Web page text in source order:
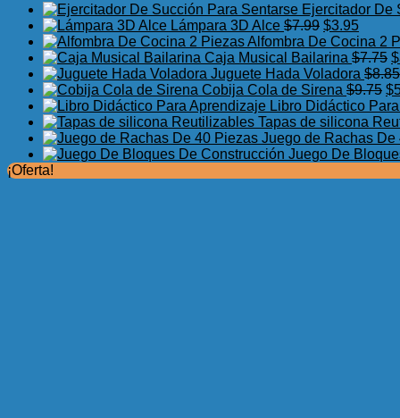
Ejercitador De
Lámpara 3D Alce $7.99 El
precio
original
era:
$7.99.
$3.95El
precio
actual
es:
$3.95.
Alfombra De Cocina 2
Caja Musical Bailarina $7.75 $
Juguete Hada Voladora $8.85
Cobija Cola de Sirena $9.75 El
$
Libro Didáctico
Tapas de silicona
Juego de Rachas De
Juego De
¡Oferta!